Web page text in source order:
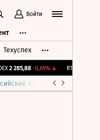
Войти
Техуспех
2 285,88 -0,69%↓ RTSI
парламент